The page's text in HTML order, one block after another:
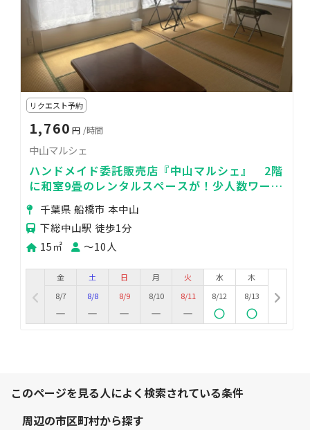
リクエスト予約
1,760 円 /時間
中山マルシェ
ハンドメイド委託販売店『中山マルシェ』 2階
に和室9畳のレンタルスペースが！少人数ワーク
ショップやセミナー等にピッタリ！
千葉県 船橋市 本中山
下総中山駅 徒歩1分
15㎡
〜10人
金
8/7
土
8/8
日
8/9
月
8/10
火
8/11
水
8/12
木
8/13
このページを見る人によく検索されている条件
周辺の市区町村から探す